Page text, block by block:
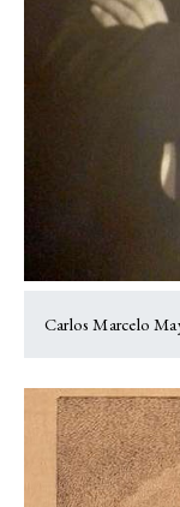
Carlos Marcelo